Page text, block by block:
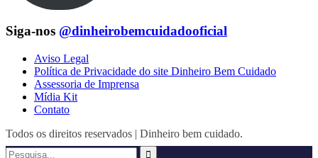
Siga-nos @dinheirobemcuidadooficial
Aviso Legal
Política de Privacidade do site Dinheiro Bem Cuidado
Assessoria de Imprensa
Mídia Kit
Contato
Todos os direitos reservados | Dinheiro bem cuidado.